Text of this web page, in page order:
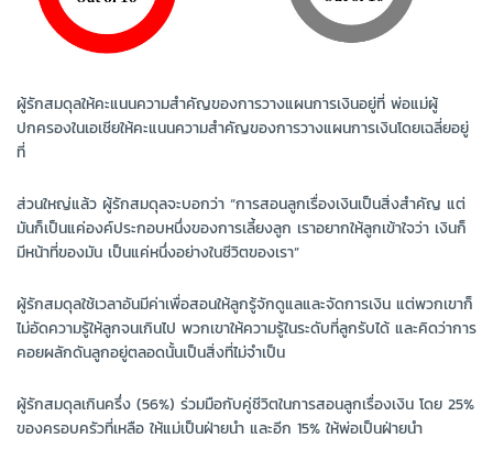
ผู้รักสมดุลให้คะแนนความสำคัญของการวางแผนการเงินอยู่ที่ พ่อแม่ผู้
ปกครองในเอเชียให้คะแนนความสำคัญของการวางแผนการเงินโดยเฉลี่ยอยู่
ที่
ส่วนใหญ่แล้ว ผู้รักสมดุลจะบอกว่า “การสอนลูกเรื่องเงินเป็นสิ่งสำคัญ แต่
มันก็เป็นแค่องค์ประกอบหนึ่งของการเลี้ยงลูก เราอยากให้ลูกเข้าใจว่า เงินก็
มีหน้าที่ของมัน เป็นแค่หนึ่งอย่างในชีวิตของเรา”
ผู้รักสมดุลใช้เวลาอันมีค่าเพื่อสอนให้ลูกรู้จักดูแลและจัดการเงิน แต่พวกเขาก็
ไม่อัดความรู้ให้ลูกจนเกินไป พวกเขาให้ความรู้ในระดับที่ลูกรับได้ และคิดว่าการ
คอยผลักดันลูกอยู่ตลอดนั้นเป็นสิ่งที่ไม่จำเป็น
ผู้รักสมดุลเกินครึ่ง (56%) ร่วมมือกับคู่ชีวิตในการสอนลูกเรื่องเงิน โดย 25%
ของครอบครัวที่เหลือ ให้แม่เป็นฝ่ายนำ และอีก 15% ให้พ่อเป็นฝ่ายนำ